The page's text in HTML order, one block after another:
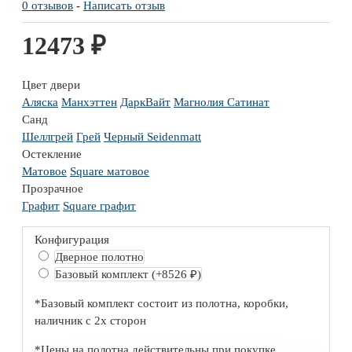
0 отзывов - Написать отзыв
12473 ₽
Цвет двери
Аляска Манхэттен ДаркВайт Магнолия Сатинат
Санд
Шеллгрей Грей Черный Seidenmatt
Остекление
Матовое Square матовое
Прозрачное
Графит Square графит
Конфигурация
Дверное полотно
Базовый комплект (+8526 ₽)
*Базовый комплект состоит из полотна, коробки,
наличник с 2х сторон